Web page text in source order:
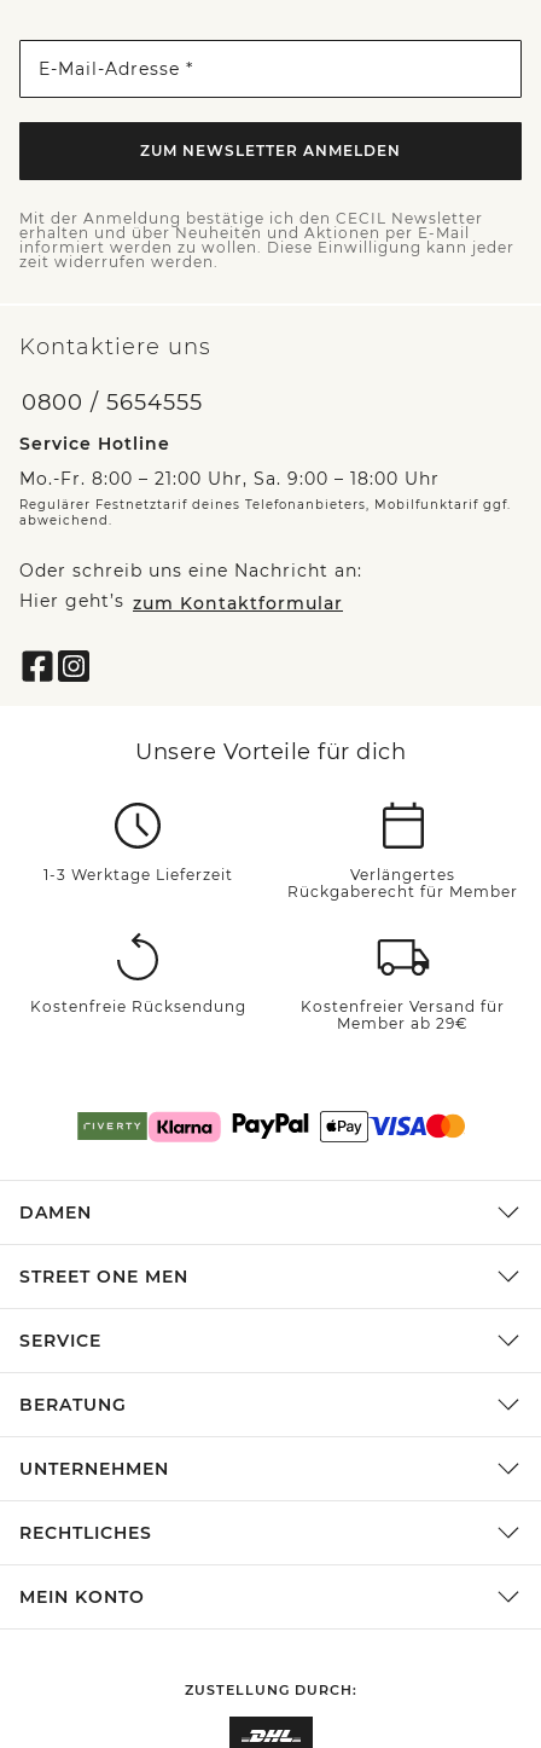
E-Mail-Adresse *
ZUM NEWSLETTER ANMELDEN
Mit der Anmeldung bestätige ich den CECIL Newsletter
erhalten und über Neuheiten und Aktionen per E-Mail
informiert werden zu wollen. Diese Einwilligung kann jeder
zeit widerrufen werden.
Kontaktiere uns
0800 / 5654555
Service Hotline
Mo.-Fr. 8:00 – 21:00 Uhr, Sa. 9:00 – 18:00 Uhr
Regulärer Festnetztarif deines Telefonanbieters, Mobilfunktarif ggf.
abweichend.
Oder schreib uns eine Nachricht an:
Hier geht’s zum Kontaktformular
Unsere Vorteile für dich
1-3 Werktage Lieferzeit
Verlängertes
Rückgaberecht für Member
Kostenfreie Rücksendung
Kostenfreier Versand für
Member ab 29€
DAMEN
STREET ONE MEN
SERVICE
BERATUNG
UNTERNEHMEN
RECHTLICHES
MEIN KONTO
ZUSTELLUNG DURCH: